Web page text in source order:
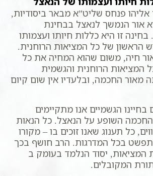
פנחס שליט”א מבאר ביסודיות,
אור הנמשך לנאצל בבחינת
זו היא כללות חיותו ועצמותו
הראשון של כל המציאות הרוחנית.
חיה, משום שהוא המחיה את כל
המציאות הרוחנית והגשמית
החכמה, ובלעדיו אין שום קיום
הגשמיים אנו מתקיימים
השופע על הנאצל. כל הנאות
כל תענוג שאנו זוכים בו – מקורו
בכל המדרגות. הרב חושף בכך
המציאות, יסוד הנלמד בעומק ב
המקובלים.